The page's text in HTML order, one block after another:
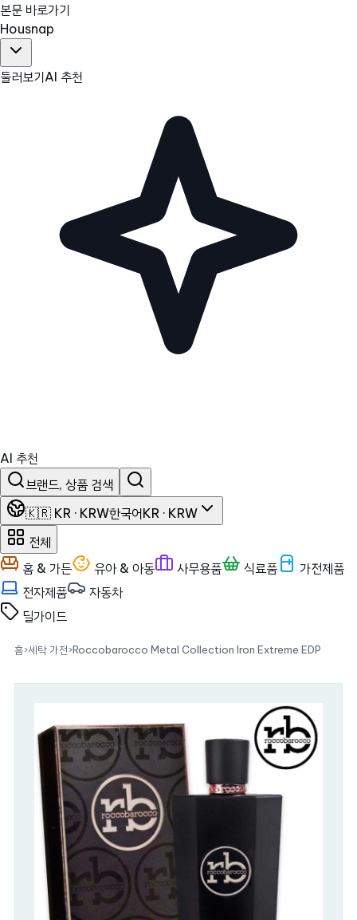
본문 바로가기
Housnap
둘러보기AI 추천
AI 추천
브랜드, 상품 검색
🇰🇷 KR · KRW한국어KR · KRW
전체
홈 & 가든
유아 & 아동 사무용품 식료품
가전제품
전자제품
자동차
딜가이드
홈›세탁 가전›Roccobarocco Metal Collection Iron Extreme EDP